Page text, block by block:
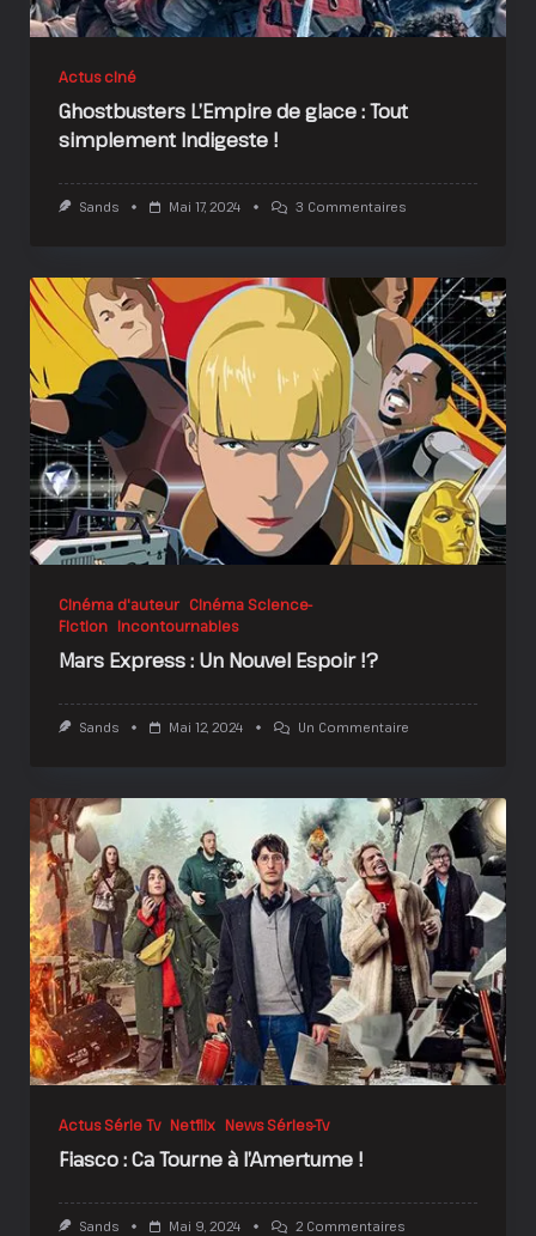
Actus ciné
Ghostbusters L’Empire de glace : Tout
simplement Indigeste !
Sands Mai 17, 2024 3 CommentairesSur
Glace
:
Tout
Simplement
Indigeste
!
Cinéma d'auteur Cinéma Science-
Fiction Incontournables
Mars Express : Un Nouvel Espoir !?
Sands Mai 12, 2024 Un Commentaire
Un
Nouvel
Espoir
!?
Actus Série Tv Netflix News Séries-Tv
Fiasco : Ca Tourne à l’Amertume !
Sands Mai 9, 2024 2 CommentairesSur